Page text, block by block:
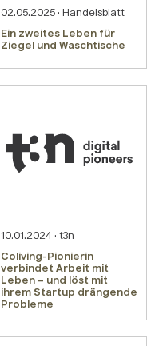
02.05.2025 · Handelsblatt
Ein zweites Leben für
Ziegel und Waschtische
10.01.2024 · t3n
Coliving-Pionierin
verbindet Arbeit mit
Leben – und löst mit
ihrem Startup drängende
Probleme